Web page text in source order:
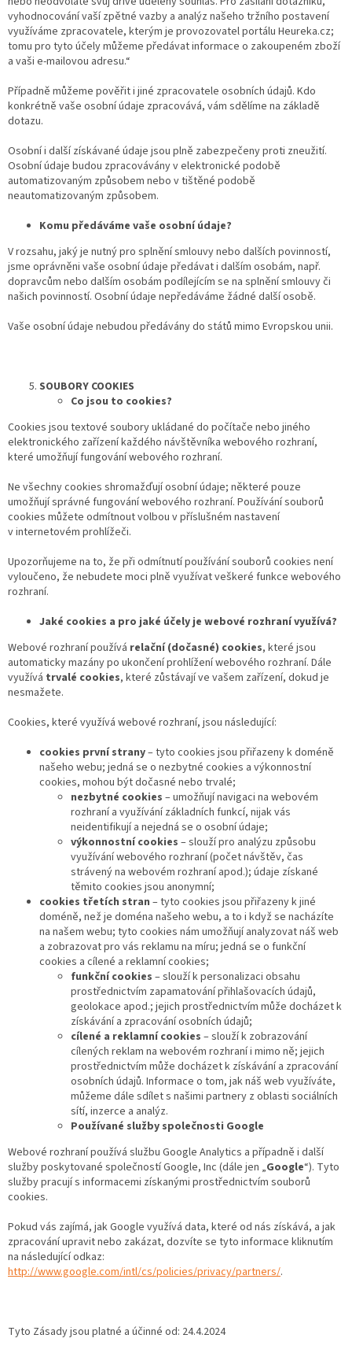
vyhodnocování vaší zpětné vazby a analýz našeho tržního postavení
využíváme zpracovatele, kterým je provozovatel portálu Heureka.cz;
tomu pro tyto účely můžeme předávat informace o zakoupeném zboží
a vaši e-mailovou adresu.“
Případně můžeme pověřit i jiné zpracovatele osobních údajů. Kdo
konkrétně vaše osobní údaje zpracovává, vám sdělíme na základě
dotazu.
Osobní i další získávané údaje jsou plně zabezpečeny proti zneužití.
Osobní údaje budou zpracovávány v elektronické podobě
automatizovaným způsobem nebo v tištěné podobě
neautomatizovaným způsobem.
Komu předáváme vaše osobní údaje?
V rozsahu, jaký je nutný pro splnění smlouvy nebo dalších povinností,
jsme oprávněni vaše osobní údaje předávat i dalším osobám, např.
dopravcům nebo dalším osobám podílejícím se na splnění smlouvy či
našich povinností. Osobní údaje nepředáváme žádné další osobě.
Vaše osobní údaje nebudou předávány do států mimo Evropskou unii.
SOUBORY COOKIES
Co jsou to cookies?
Cookies jsou textové soubory ukládané do počítače nebo jiného
elektronického zařízení každého návštěvníka webového rozhraní,
které umožňují fungování webového rozhraní.
Ne všechny cookies shromažďují osobní údaje; některé pouze
umožňují správné fungování webového rozhraní. Používání souborů
cookies můžete odmítnout volbou v příslušném nastavení
v internetovém prohlížeči.
Upozorňujeme na to, že při odmítnutí používání souborů cookies není
vyloučeno, že nebudete moci plně využívat veškeré funkce webového
rozhraní.
Jaké cookies a pro jaké účely je webové rozhraní využívá?
Webové rozhraní používá relační (dočasné) cookies, které jsou
automaticky mazány po ukončení prohlížení webového rozhraní. Dále
využívá trvalé cookies, které zůstávají ve vašem zařízení, dokud je
nesmažete.
Cookies, které využívá webové rozhraní, jsou následující:
cookies první strany– tyto cookies jsou přiřazeny k doméně
našeho webu; jedná se o nezbytné cookies a výkonnostní
cookies, mohou být dočasné nebo trvalé;
nezbytné cookies – umožňují navigaci na webovém
rozhraní a využívání základních funkcí, nijak vás
neidentifikují a nejedná se o osobní údaje;
výkonnostní cookies – slouží pro analýzu způsobu
využívání webového rozhraní (počet návštěv, čas
strávený na webovém rozhraní apod.); údaje získané
těmito cookies jsou anonymní;
cookies třetích stran – tyto cookies jsou přiřazeny k jiné
doméně, než je doména našeho webu, a to i když se nacházíte
na našem webu; tyto cookies nám umožňují analyzovat náš web
a zobrazovat pro vás reklamu na míru; jedná se o funkční
cookies a cílené a reklamní cookies;
funkční cookies – slouží k personalizaci obsahu
prostřednictvím zapamatování přihlašovacích údajů,
geolokace apod.; jejich prostřednictvím může docházet k
získávání a zpracování osobních údajů;
cílené a reklamní cookies – slouží k zobrazování
cílených reklam na webovém rozhraní i mimo ně; jejich
prostřednictvím může docházet k získávání a zpracování
osobních údajů. Informace o tom, jak náš web využíváte,
můžeme dále sdílet s našimi partnery z oblasti sociálních
sítí, inzerce a analýz.
Používané služby společnosti Google
Webové rozhraní používá službu Google Analytics a případně i další
služby poskytované společností Google, Inc (dále jen „Google“). Tyto
služby pracují s informacemi získanými prostřednictvím souborů
cookies.
Pokud vás zajímá, jak Google využívá data, které od nás získává, a jak
zpracování upravit nebo zakázat, dozvíte se tyto informace kliknutím
na následující odkaz:
http://www.google.com/intl/cs/policies/privacy/partners/.
Tyto Zásady jsou platné a účinné od: 24.4.2024